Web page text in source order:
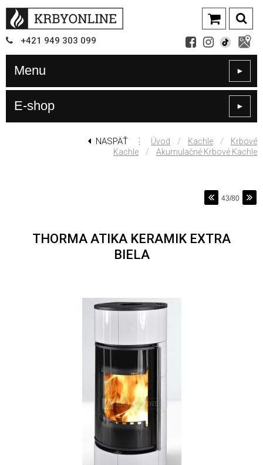
+421 949 303 099
Menu ►
E-shop ►
NASPÄŤ ⋮ Úvod / Kachle /
Krbové
Kachle
/ Akumulačné Krbové Kachle
43/80
THORMA ATIKA KERAMIK EXTRA
BIELA